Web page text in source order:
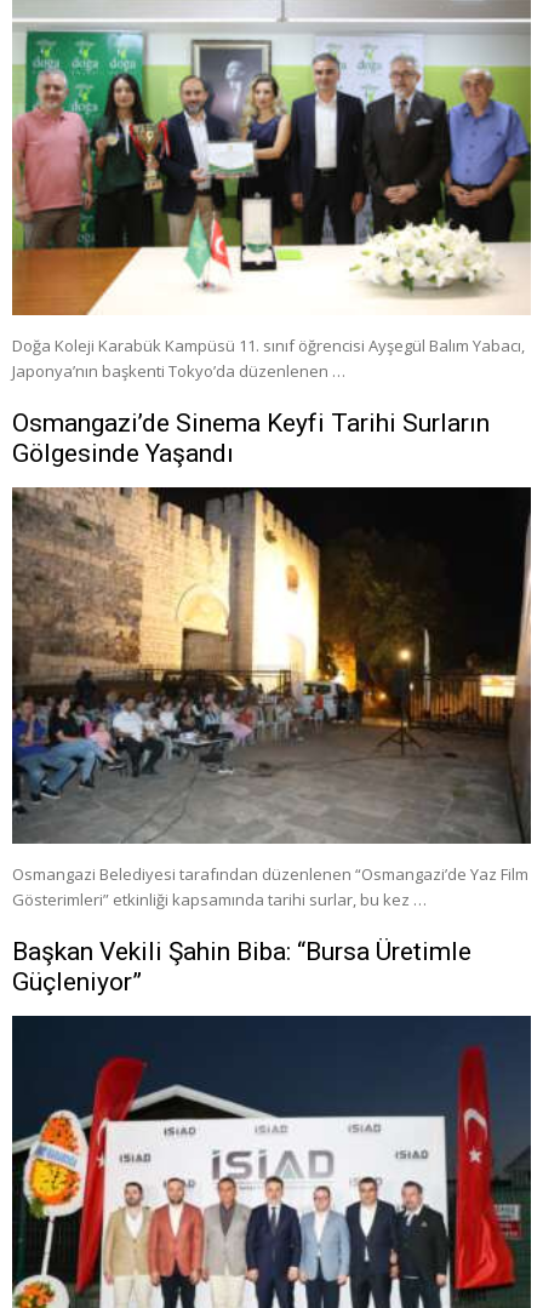
Doğa Koleji Karabük Kampüsü 11. sınıf öğrencisi Ayşegül Balım Yabacı,
Japonya’nın başkenti Tokyo’da düzenlenen …
Osmangazi’de Sinema Keyfi Tarihi Surların
Gölgesinde Yaşandı
Osmangazi Belediyesi tarafından düzenlenen “Osmangazi’de Yaz Film
Gösterimleri” etkinliği kapsamında tarihi surlar, bu kez …
Başkan Vekili Şahin Biba: “Bursa Üretimle
Güçleniyor”